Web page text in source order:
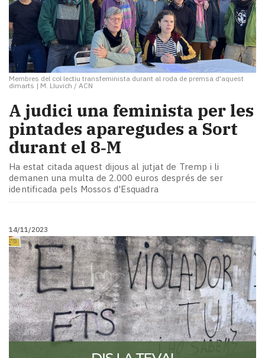
Membres del col·lectiu transfeminista durant al roda de premsa d'aquest
dimarts | M. Lluvich / ACN
A judici una feminista per les
pintades aparegudes a Sort
durant el 8‑M
Ha estat citada aquest dijous al jutjat de Tremp i li
demanen una multa de 2.000 euros després de ser
identificada pels Mossos d'Esquadra
14/11/2023